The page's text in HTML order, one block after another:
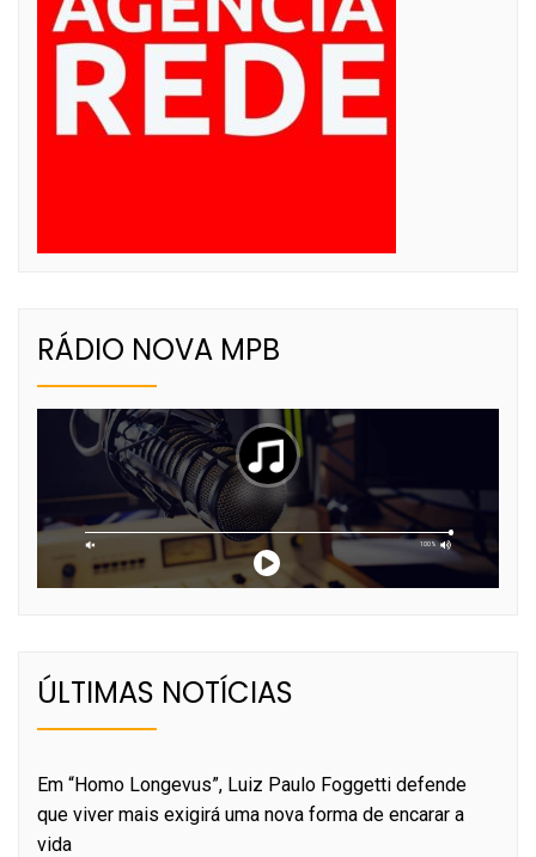
RÁDIO NOVA MPB
ÚLTIMAS NOTÍCIAS
Em “Homo Longevus”, Luiz Paulo Foggetti defende
que viver mais exigirá uma nova forma de encarar a
vida